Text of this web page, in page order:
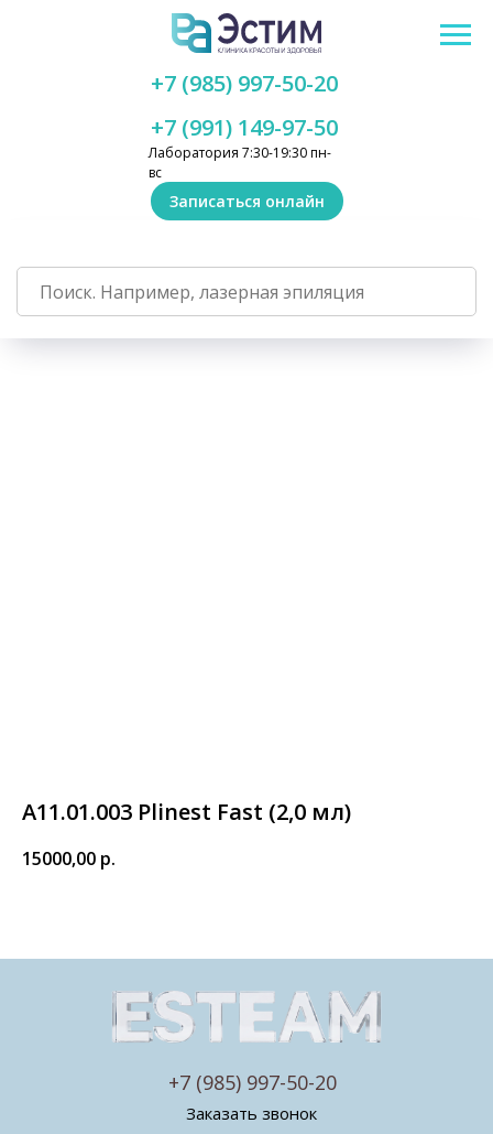
Лаборатория 7:30-19:30 пн-
вс
+7 (991) 149-97-50
+7 (985) 997-50-20
Записаться онлайн
А11.01.003 Plinest Fast (2,0 мл)
15000,00 р.
Заказать звонок
+7 (985) 997-50-20